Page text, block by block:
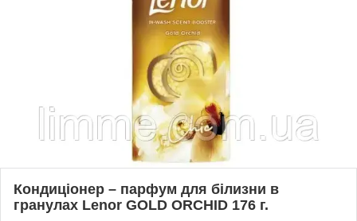
Кондиціонер – парфум для білизни в
гранулах Lenor GOLD ORCHID 176 г.